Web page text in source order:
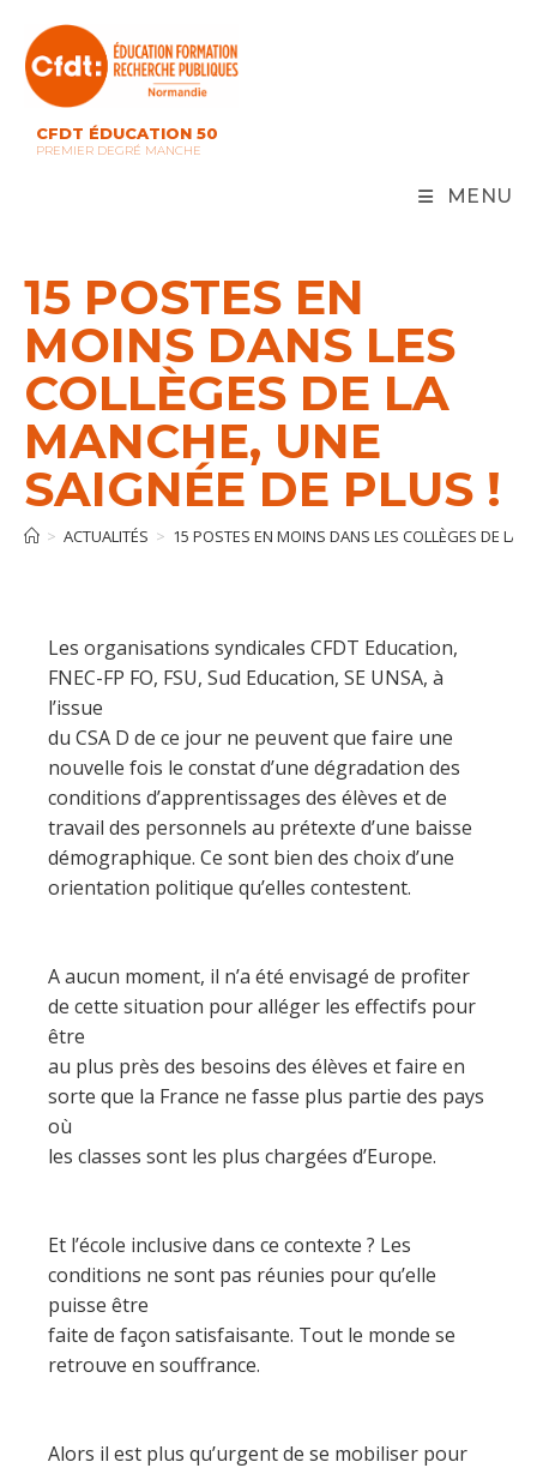
content
CFDT ÉDUCATION 50
PREMIER DEGRÉ MANCHE
MENU
15 POSTES EN
MOINS DANS LES
COLLÈGES DE LA
MANCHE, UNE
SAIGNÉE DE PLUS !
> ACTUALITÉS > 15 POSTES EN MOINS DANS LES COLLÈGES DE LA
Les organisations syndicales CFDT Education,
FNEC-FP FO, FSU, Sud Education, SE UNSA, à
l’issue
du CSA D de ce jour ne peuvent que faire une
nouvelle fois le constat d’une dégradation des
conditions d’apprentissages des élèves et de
travail des personnels au prétexte d’une baisse
démographique. Ce sont bien des choix d’une
orientation politique qu’elles contestent.
A aucun moment, il n’a été envisagé de profiter
de cette situation pour alléger les effectifs pour
être
au plus près des besoins des élèves et faire en
sorte que la France ne fasse plus partie des pays
où
les classes sont les plus chargées d’Europe.
Et l’école inclusive dans ce contexte ? Les
conditions ne sont pas réunies pour qu’elle
puisse être
faite de façon satisfaisante. Tout le monde se
retrouve en souffrance.
Alors il est plus qu’urgent de se mobiliser pour